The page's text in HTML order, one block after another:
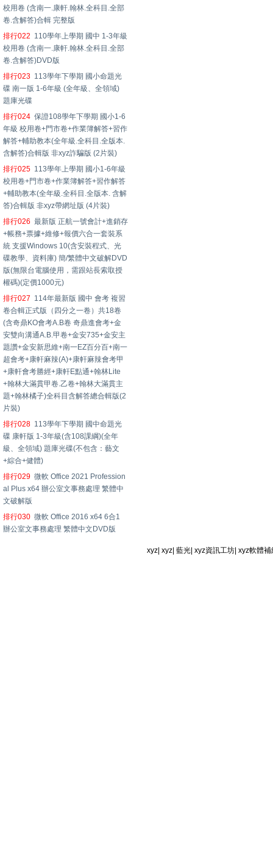
校用卷 (含南一.康軒.翰林.全科目.全部
卷.含解答)合輯 完整版
排行022 110學年上學期 國中 1-3年級
校用卷 (含南一.康軒.翰林.全科目.全部
卷.含解答)DVD版
排行023 113學年下學期 國小命題光
碟 南一版 1-6年級 (全年級、全領域)
題庫光碟
排行024 保證108學年下學期 國小1-6
年級 校用卷+門市卷+作業簿解答+習作
解答+輔助教本(全年級.全科目.全版本.
含解答)合輯版 非xyz詐騙版 (2片裝)
排行025 113學年上學期 國小1-6年級
校用卷+門市卷+作業簿解答+習作解答
+輔助教本(全年級.全科目.全版本. 含解
答)合輯版 非xyz帶網址版 (4片裝)
排行026 最新版 正航一號會計+進銷存
+帳務+票據+維修+報價六合一套裝系
統 支援Windows 10(含安裝程式、光
碟教學、資料庫) 簡/繁體中文破解DVD
版(無限台電腦使用，需跟站長索取授
權碼)(定價1000元)
排行027 114年最新版 國中 會考 複習
卷合輯正式版（四分之一卷）共18卷
(含奇鼎KO會考A.B卷 奇鼎進會考+金
安雙向溝通A.B.甲卷+金安735+金安主
題讚+金安新思維+南一EZ百分百+南一
超會考+康軒麻辣(A)+康軒麻辣會考甲
+康軒會考勝經+康軒E點通+翰林Lite
+翰林大滿貫甲卷.乙卷+翰林大滿貫主
題+翰林橘子)全科目含解答總合輯版(2
片裝)
排行028 113學年下學期 國中命題光
碟 康軒版 1-3年級(含108課綱)(全年
級、全領域) 題庫光碟(不包含：藝文
+綜合+健體)
排行029 微軟 Office 2021 Profession
al Plus x64 辦公室文事務處理 繁體中
文破解版
排行030 微軟 Office 2016 x64 6合1
辦公室文事務處理 繁體中文DVD版
xyz |xyz |藍光 |xyz資訊工坊 |xyz軟體補